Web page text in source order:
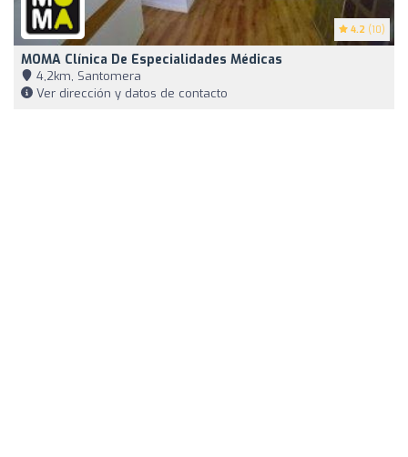
4.2 (10)
MOMA Clínica De Especialidades Médicas
4,2km, Santomera
Ver dirección y datos de contacto